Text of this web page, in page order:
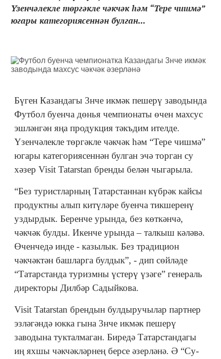
Үзенчәлекле төргәкле чәкчәк һәм “Тере чишмә”
югары категориясеннән булган...
Бүген Казандагы 3нче икмәк пешерү заводында
Футбол буенча дөнья чемпионаты өчен махсус
эшләнгән яңа продукция тәкъдим ителде.
Үзенчәлекле төргәкле чәкчәк һәм “Тере чишмә”
югары категориясеннән булган эчә торган су
хәзер Visit Tatarstan бренды белән чыгарыла.
“Без туристларның Татарстаннан күбрәк кайсы
продуктны алып китүләре буенча тикшеренү
уздырдык. Беренче урында, без көткәнчә,
чәкчәк булды. Икенче урында – талкыш кәләвә.
Өченчедә инде - казылык. Без традицион
чәкчәктән башларга булдык”, - дип сөйләде
“Татарстанда туризмны үстерү үзәге” генераль
директоры Дилбәр Садыйкова.
Visit Tatarstan брендын булдыручылар партнер
эзләгәндә юкка гына 3нче икмәк пешерү
заводына тукталмаган. Биредә Татарстандагы
иң яхшы чәкчәкләрнең берсе әзерләнә. Ә “Су-